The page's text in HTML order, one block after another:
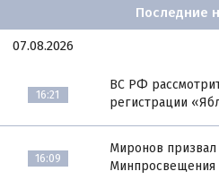
Последние
07.08.2026
16:21
ВС РФ
регистрации
16:09
Миронов призвал
Минпросвещения